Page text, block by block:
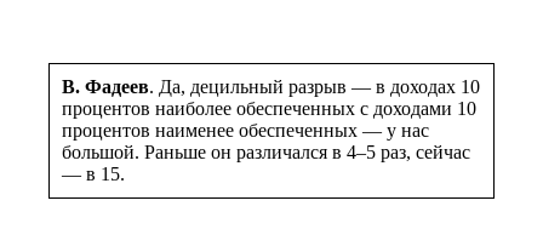
В. Фадеев. Да, децильный разрыв — в доходах 10
процентов наиболее обеспеченных с доходами 10
процентов наименее обеспеченных — у нас
большой. Раньше он различался в 4–5 раз, сейчас
— в 15.